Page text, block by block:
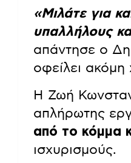
«Μιλάτε για
υπαλλήλους
απάντησε ο
οφείλει
Η Ζωή
απλήρωτης
από το κόμμα
ισχυρισμούς.